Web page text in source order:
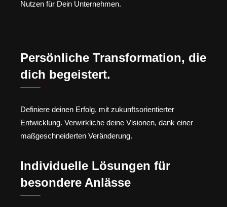
Nutzen für Dein Unternehmen.
Persönliche Transformation, die
dich begeistert.
Definiere deinen Erfolg, mit zukunftsorientierter
Entwicklung. Verwirkliche deine Visionen, dank einer
maßgeschneiderten Veränderung.
Individuelle Lösungen für
besondere Anlässe